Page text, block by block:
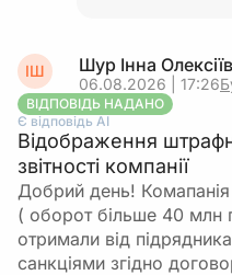
ІШ Шур Інна
06.08.2026 | 17:26
ВІДПОВІДЬ НАДАНО
Є відповідь АІ
Відображення
звітності компанії
Добрий день! Комапанія
( оборот більше 40 млн
отримали від
санкціями згідно